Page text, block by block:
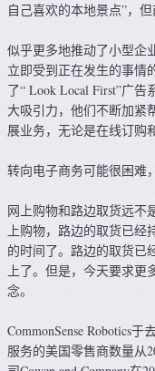
自己喜欢的本地景点”，
似乎更多地推动了小型企
立即受到正在发生的事情
了“ Look Local First”广
大吸引力，他们不断加紧
展业务，无论是在线订购
转向电子商务可能很困难
网上购物和路边取货远不
上购物，路边的取货已
的时间了。路边的取货已
上了。但是，今天要求
念。
CommonSense Robotics
服务的美国零售商数量从